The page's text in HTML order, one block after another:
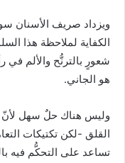
ويزداد صريف الأسنان
الكفاية لملاحظة هذا
شعورٍ بالترنُّح والألم
هو الجاني.
وليس هناك حلٌ سهل لأنّ
القلق -لكن تكتيكات
تساعد على التحكُّم فيه